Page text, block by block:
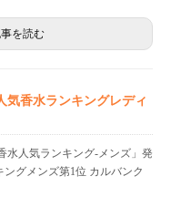
を読む
香水ランキングレディ
人気ランキング-メンズ」発
グメンズ第1位 カルバンク